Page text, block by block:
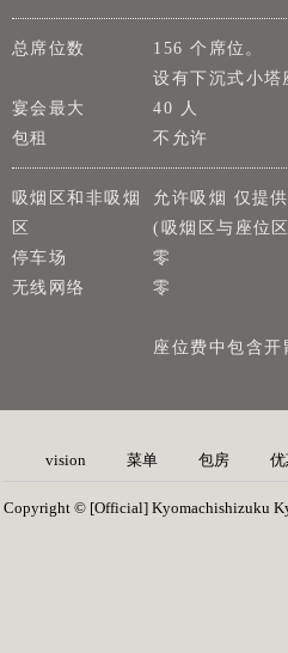
总席位数
156 个席位。
设有下沉式小塔
宴会最大
40 人
包租
不允许
吸烟区和非吸烟
区
允许吸烟 仅提
(吸烟区与座位区
停车场
零
无线网络
零
座位费中包含开
vision 菜单 包房 优
Copyright © [Official] Kyomachishizuku